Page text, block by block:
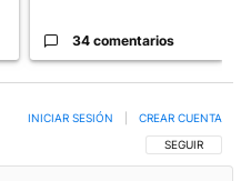
34 comentarios
SIGA ESTA
SEGUIR
INICIAR SESIÓN CREAR CUENTA